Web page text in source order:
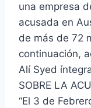
una empresa
acusada en
de más de 72
continuación,
Alí Syed
SOBRE LA
“El 3 de